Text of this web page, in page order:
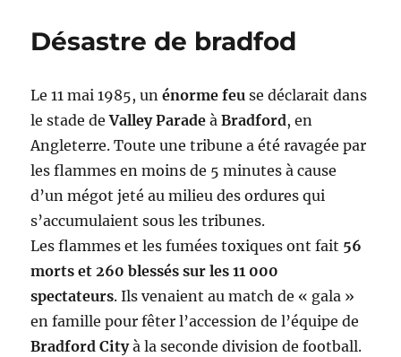
Désastre de bradfod
Le 11 mai 1985, unénorme feu se déclarait dans
le stade deValley ParadeàBradford, en
Angleterre. Toute une tribune a été ravagée par
les flammes en moins de 5 minutes à cause
d’un mégot jeté au milieu des ordures qui
s’accumulaient sous les tribunes.
Les flammes et les fumées toxiques ont fait 56
morts et 260 blessés sur les 11 000
spectateurs. Ils venaient au match de « gala »
en famille pour fêter l’accession de l’équipe de
Bradford Cityà la seconde division de football.